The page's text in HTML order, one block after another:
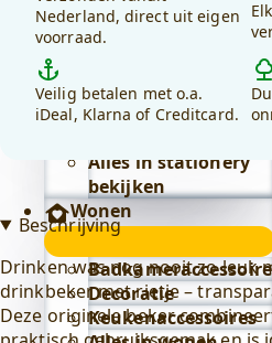
bekijken
Alles in lifestyle
Stationery
Alles in stationery
bekijken
Wonen
submenu
Decoratie
Keukenaccessoires
aantal
voor
debadeend.nl?
Nederland, direct uit eigen
voorraad.
Veilig betalen met o.a.
iDeal, Klarna of Creditcard.
Beschrijving
Drinken was nog nooit zo leuk
drinkbeker met rietje –
Deze originele beker